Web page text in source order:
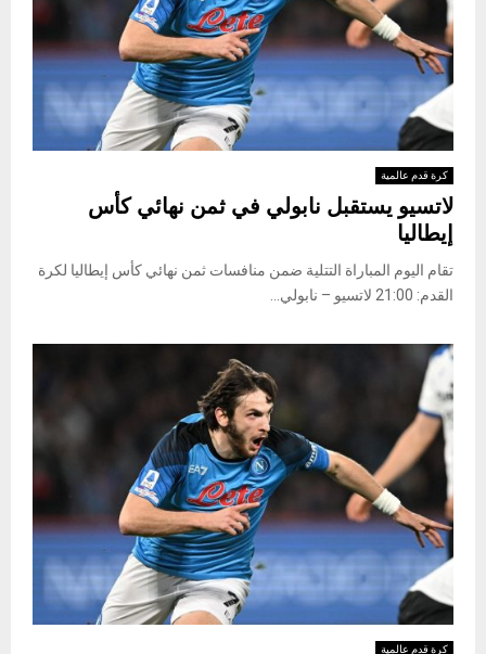
كرة قدم عالمية
لاتسيو يستقبل نابولي في ثمن نهائي كأس
إيطاليا
تقام اليوم المباراة التتلية ضمن منافسات ثمن نهائي كأس إيطاليا لكرة
القدم: 21:00 لاتسيو – نابولي...
كرة قدم عالمية